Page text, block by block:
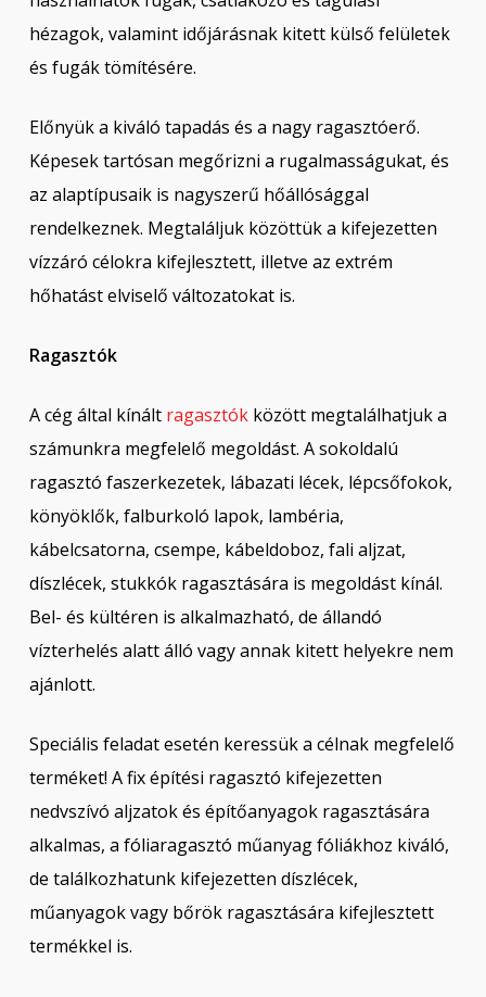
hézagok, valamint időjárásnak kitett külső felületek
és fugák tömítésére.
Előnyük a kiváló tapadás és a nagy ragasztóerő.
Képesek tartósan megőrizni a rugalmasságukat, és
az alaptípusaik is nagyszerű hőállósággal
rendelkeznek. Megtaláljuk közöttük a kifejezetten
vízzáró célokra kifejlesztett, illetve az extrém
hőhatást elviselő változatokat is.
Ragasztók
A cég által kínált ragasztókközött megtalálhatjuk a
számunkra megfelelő megoldást. A sokoldalú
ragasztó faszerkezetek, lábazati lécek, lépcsőfokok,
könyöklők, falburkoló lapok, lambéria,
kábelcsatorna, csempe, kábeldoboz, fali aljzat,
díszlécek, stukkók ragasztására is megoldást kínál.
Bel- és kültéren is alkalmazható, de állandó
vízterhelés alatt álló vagy annak kitett helyekre nem
ajánlott.
Speciális feladat esetén keressük a célnak megfelelő
terméket! A fix építési ragasztó kifejezetten
nedvszívó aljzatok és építőanyagok ragasztására
alkalmas, a fóliaragasztó műanyag fóliákhoz kiváló,
de találkozhatunk kifejezetten díszlécek,
műanyagok vagy bőrök ragasztására kifejlesztett
termékkel is.